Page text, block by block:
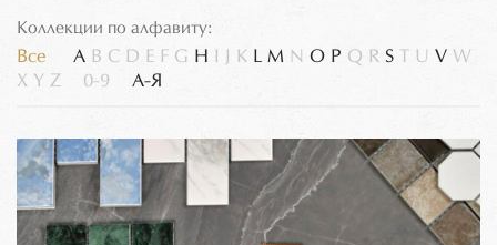
Коллекции по алфавиту:
Все A B C D E F G H K L M N O P Q R S U V W
X Y Z 0-9 А-Я